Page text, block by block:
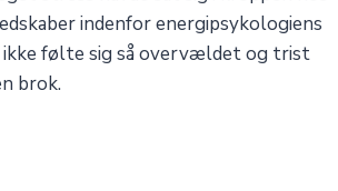
indenfor energipsykologiens
ikke følte sig så overvældet og trist
brok.